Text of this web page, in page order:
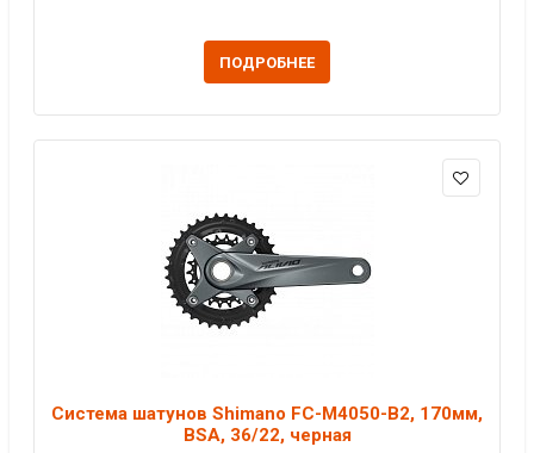
ПОДРОБНЕЕ
Система шатунов Shimano FC-M4050-B2, 170мм,
BSA, 36/22, черная